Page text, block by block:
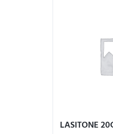
LASITONE